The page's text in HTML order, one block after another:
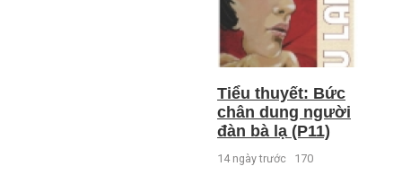
Tiểu thuyết: Bức
chân dung người
đàn bà lạ (P11)
14 ngày trước 170